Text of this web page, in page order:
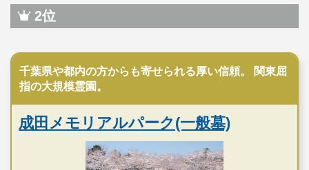
2位
千葉県や都内の方からも寄せられる厚い信頼。 関東屈
指の大規模霊園。
成田メモリアルパーク(一般墓)